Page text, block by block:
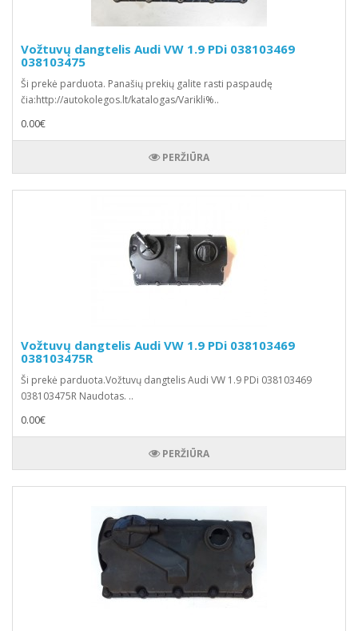
Vožtuvų dangtelis Audi VW 1.9 PDi 038103469
038103475
Ši prekė parduota. Panašių prekių galite rasti paspaudę
čia:http://autokolegos.lt/katalogas/Varikli%..
0.00€
PERŽIŪRA
Vožtuvų dangtelis Audi VW 1.9 PDi 038103469
038103475R
Ši prekė parduota.Vožtuvų dangtelis Audi VW 1.9 PDi 038103469
038103475R Naudotas. ..
0.00€
PERŽIŪRA